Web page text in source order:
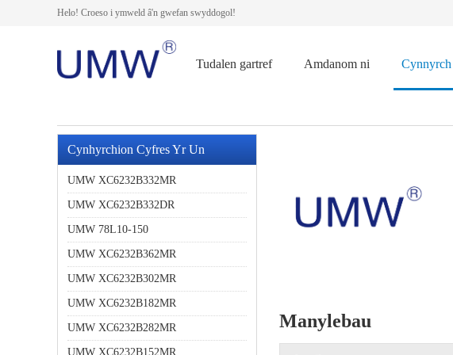
Helo! Croeso i ymweld â'n gwefan swyddogol!
Tudalen gartref Amdanom ni Cynnyrch
Cynhyrchion Cyfres Yr Un
UMW XC6232B332MR
UMW XC6232B332DR
UMW 78L10-150
UMW XC6232B362MR
UMW XC6232B302MR
UMW XC6232B182MR
UMW XC6232B282MR
UMW XC6232B152MR
Manylebau